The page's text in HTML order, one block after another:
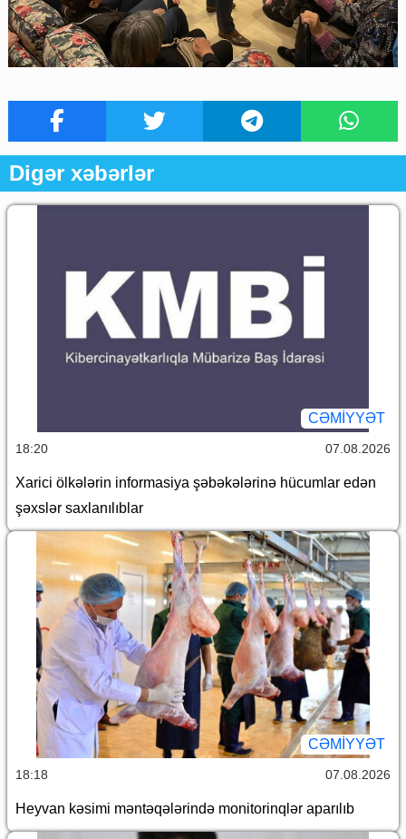
Digər xəbərlər
CƏMİYYƏT
18:20 07.08.2026
Xarici ölkələrin informasiya şəbəkələrinə hücumlar edən
şəxslər saxlanılıblar
CƏMİYYƏT
18:18 07.08.2026
Heyvan kəsimi məntəqələrində monitorinqlər aparılıb